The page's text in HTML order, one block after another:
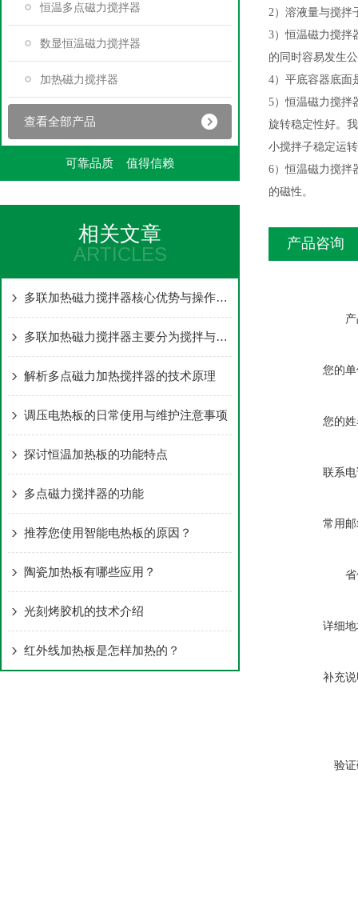
恒温多点磁力搅拌器
数显恒温磁力搅拌器
加热磁力搅拌器
查看全部产品
可靠品质 值得信赖
相关文章
ARTICLES
多联加热磁力搅拌器核心优势与操作要点
多联加热磁力搅拌器主要分为搅拌与加热两大核心部分
解析多点磁力加热搅拌器的技术原理
调压电热板的日常使用与维护注意事项
探讨恒温加热板的功能特点
多点磁力搅拌器的功能
推荐您使用智能电热板的原因？
陶瓷加热板有哪些应用？
光刻烤胶机的技术介绍
红外线加热板是怎样加热的？
2）溶液量与搅拌
3）恒温磁力搅拌
的同时容易发生
4）平底容器底面
5）恒温磁力搅拌
旋转稳定性好。
小搅拌子稳定运
6）恒温磁力搅拌
的磁性。
产品咨询
您的
您的
联系
常用
详细
补充
验